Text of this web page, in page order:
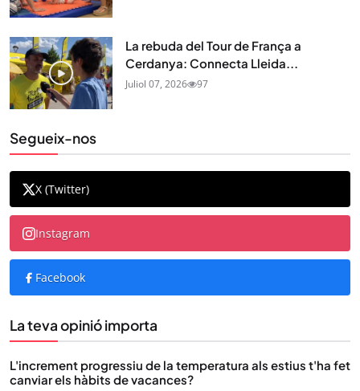
La rebuda del Tour de França a
Cerdanya: Connecta Lleida...
Juliol 07, 2026 97
Segueix-nos
X (Twitter)
Instagram
Facebook
La teva opinió importa
L'increment progressiu de la temperatura als estius t'ha fet
canviar els hàbits de vacances?